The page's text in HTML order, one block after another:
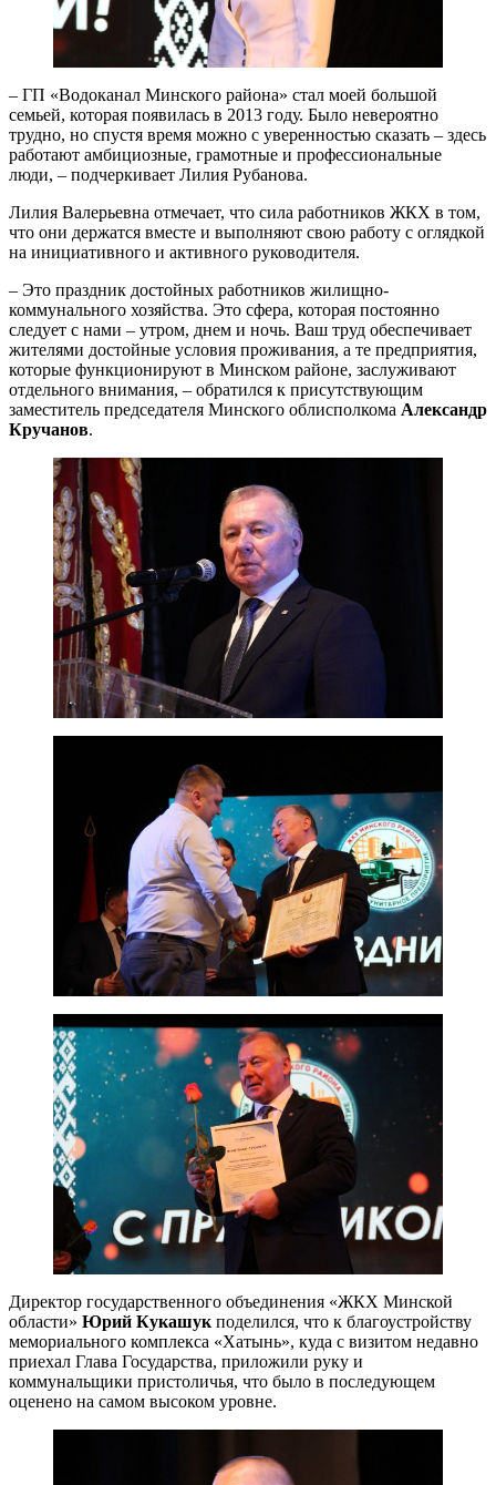
– ГП «Водоканал Минского района» стал моей большой
семьей, которая появилась в 2013 году. Было невероятно
трудно, но спустя время можно с уверенностью сказать – здесь
работают амбициозные, грамотные и профессиональные
люди, – подчеркивает Лилия Рубанова.
Лилия Валерьевна отмечает, что сила работников ЖКХ в том,
что они держатся вместе и выполняют свою работу с оглядкой
на инициативного и активного руководителя.
– Это праздник достойных работников жилищно-
коммунального хозяйства. Это сфера, которая постоянно
следует с нами – утром, днем и ночь. Ваш труд обеспечивает
жителями достойные условия проживания, а те предприятия,
которые функционируют в Минском районе, заслуживают
отдельного внимания, – обратился к присутствующим
заместитель председателя Минского облисполкома Александр
Кручанов.
Директор государственного объединения «ЖКХ Минской
области» Юрий Кукашук поделился, что к благоустройству
мемориального комплекса «Хатынь», куда с визитом недавно
приехал Глава Государства, приложили руку и
коммунальщики пристоличья, что было в последующем
оценено на самом высоком уровне.